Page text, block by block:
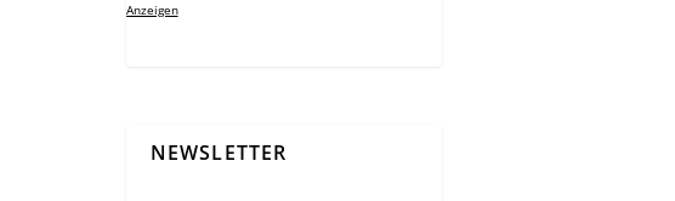
Anzeigen
NEWSLETTER